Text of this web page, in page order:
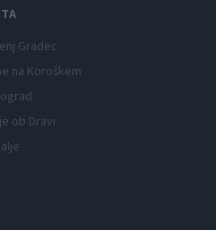
Gradec
na Koroškem
ob Dravi